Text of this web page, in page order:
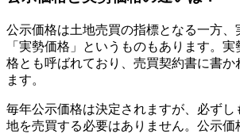
公示価格は土地売買の指標となる一方、
「実勢価格」というものもあります。
格とも呼ばれており、売買契約書に書か
ます。
毎年公示価格は決定されますが、必ずし
地を売買する必要はありません。公示価